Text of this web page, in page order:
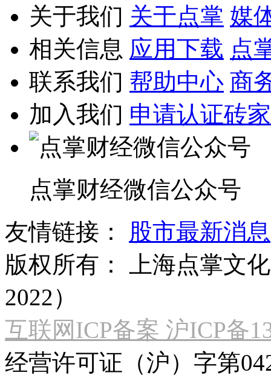
关于我们 关于点掌 媒
相关信息 应用下载 点
联系我们 帮助中心 商
加入我们 申请认证砖家
点掌财经微信公众号
友情链接：
股市最新消息
版权所有：
上海点掌文
2022）
互联网ICP备案 沪ICP备
经营许可证（沪）字第